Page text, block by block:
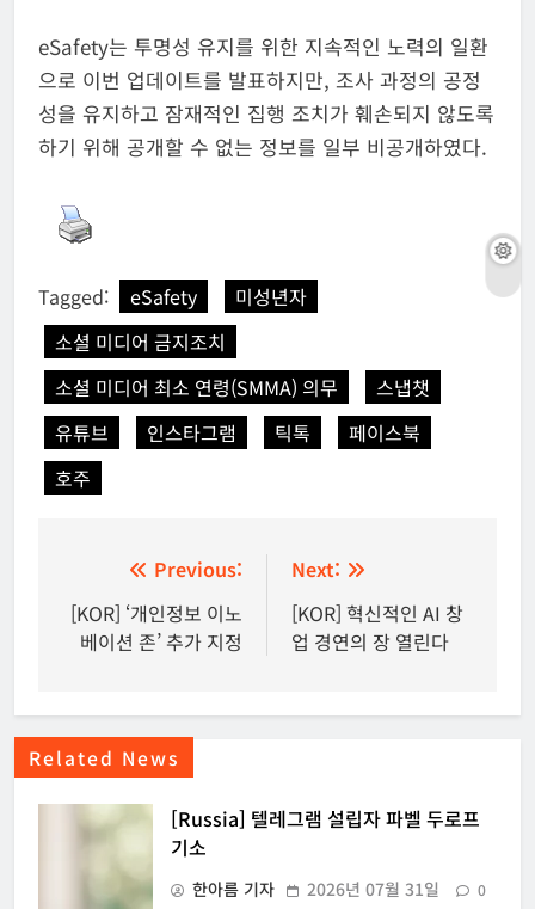
eSafety는 투명성 유지를 위한 지속적인 노력의 일환
으로 이번 업데이트를 발표하지만, 조사 과정의 공정
성을 유지하고 잠재적인 집행 조치가 훼손되지 않도록
하기 위해 공개할 수 없는 정보를 일부 비공개하였다.
Tagged: eSafety
미성년자
소셜 미디어 금지조치
소셜 미디어 최소 연령(SMMA) 의무
스냅챗
유튜브
인스타그램 틱톡
페이스북
호주
탐
색
Previous:
[KOR] ‘개인정보 이노
베이션 존’ 추가 지정
Next:
[KOR] 혁신적인 AI 창
업 경연의 장 열린다
Related News
[Russia] 텔레그램 설립자 파벨 두로프
기소
한아름 기자 2026년 07월 31일 0